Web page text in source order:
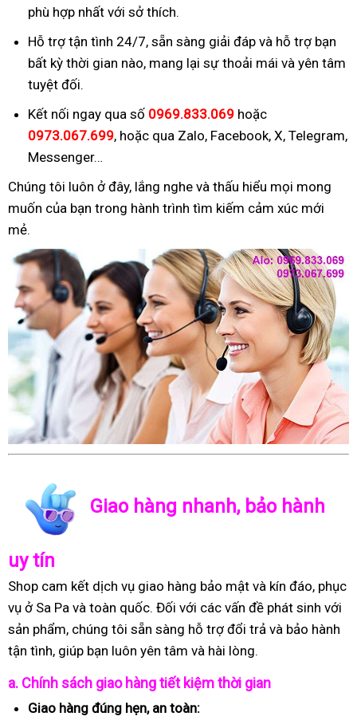
phù hợp nhất với sở thích.
Hỗ trợ tận tình 24/7, sẵn sàng giải đáp và hỗ trợ bạn
bất kỳ thời gian nào, mang lại sự thoải mái và yên tâm
tuyệt đối.
Kết nối ngay qua số 0969.833.069 hoặc
0973.067.699, hoặc qua Zalo, Facebook, X, Telegram,
Messenger…
Chúng tôi luôn ở đây, lắng nghe và thấu hiểu mọi mong
muốn của bạn trong hành trình tìm kiếm cảm xúc mới
mẻ.
Giao hàng nhanh, bảo hành
uy tín
Shop cam kết dịch vụ giao hàng bảo mật và kín đáo, phục
vụ ở Sa Pa và toàn quốc. Đối với các vấn đề phát sinh với
sản phẩm, chúng tôi sẵn sàng hỗ trợ đổi trả và bảo hành
tận tình, giúp bạn luôn yên tâm và hài lòng.
a. Chính sách giao hàng tiết kiệm thời gian
Giao hàng đúng hẹn, an toàn: